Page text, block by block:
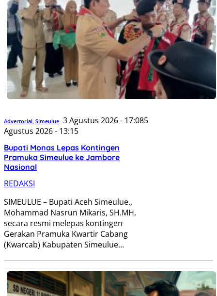
Advertorial Simeulue 3 Agustus 2026 - 17:085
Agustus 2026 - 13:15
Bupati Monas Lepas Kontingen
Pramuka Simeulue ke Jambore
Nasional
REDAKSI
SIMEULUE – Bupati Aceh Simeulue.,
Mohammad Nasrun Mikaris, SH.MH,
secara resmi melepas kontingen
Gerakan Pramuka Kwartir Cabang
(Kwarcab) Kabupaten Simeulue…